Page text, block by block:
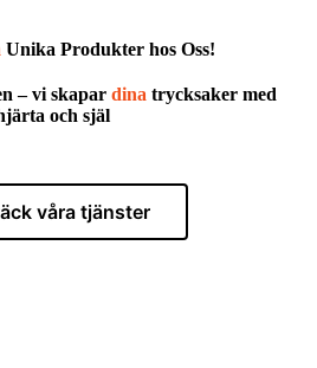
Unika Produkter hos Oss!
– vi skapar dina trycksaker med
och själ
våra tjänster